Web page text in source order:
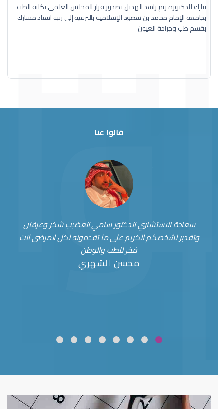
نبارك للدكتورة ريم راشد الهذيل بصدور قرار المجلس العلمي بكلية الطب
بجامعة الإمام محمد بن سعود الإسلامية بالترقية إلى رتبة استاذ مشارك
بقسم طب وجراحة العيون
قالوا عنا
سعادة الاستشاري الدكتور سامي العضيب شكر وعرفان
وتقدير لشخصكم الكريم على ما تقدمونه لكل المرضى انت
فخر للطب والوطن
محسن الشهري